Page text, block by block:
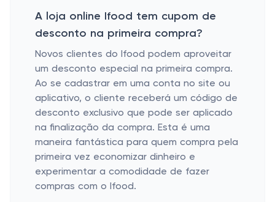
A loja online Ifood tem cupom de
desconto na primeira compra?
Novos clientes do Ifood podem aproveitar
um desconto especial na primeira compra.
Ao se cadastrar em uma conta no site ou
aplicativo, o cliente receberá um código de
desconto exclusivo que pode ser aplicado
na finalização da compra. Esta é uma
maneira fantástica para quem compra pela
primeira vez economizar dinheiro e
experimentar a comodidade de fazer
compras com o Ifood.